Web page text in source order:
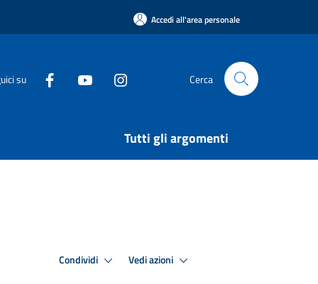
Accedi all'area personale
su Cerca
Tutti gli argomenti
Condividi Vedi azioni